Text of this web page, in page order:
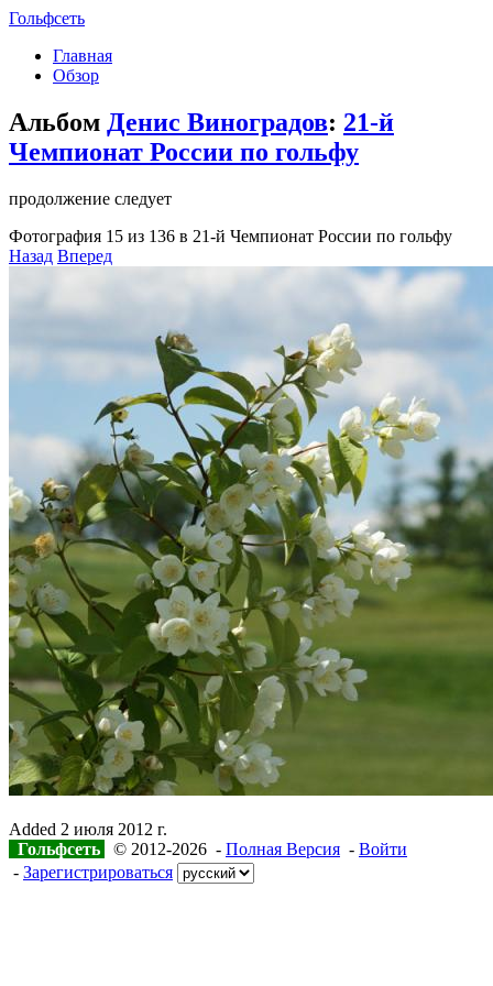
Гольфсеть
Главная
Обзор
Альбом Денис Виноградов: 21-й
Чемпионат России по гольфу
продолжение следует
Фотография 15 из 136 в 21-й Чемпионат России по гольфу
Назад Вперед
Added 2 июля 2012 г.
Гольфсеть
© 2012-2026 - Полная Версия - Войти
- Зарегистрироваться